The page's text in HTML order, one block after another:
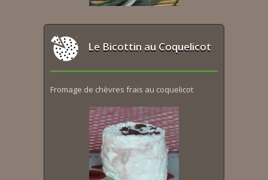
Le Bicottin au Coquelicot
Fromage de chèvres frais au coquelicot